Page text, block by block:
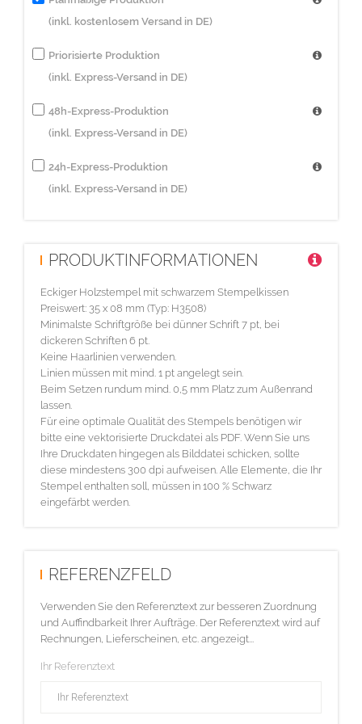
(inkl. kostenlosem Versand in DE)
Priorisierte Produktion
(inkl. Express-Versand in DE)
48h-Express-Produktion
(inkl. Express-Versand in DE)
24h-Express-Produktion
(inkl. Express-Versand in DE)
PRODUKTINFORMATIONEN
Eckiger Holzstempel mit schwarzem Stempelkissen
Preiswert: 35 x 08 mm (Typ: H3508)
Minimalste Schriftgröße bei dünner Schrift 7 pt, bei
dickeren Schriften 6 pt.
Keine Haarlinien verwenden.
Linien müssen mit mind. 1 pt angelegt sein.
Beim Setzen rundum mind. 0,5 mm Platz zum Außenrand
lassen.
Für eine optimale Qualität des Stempels benötigen wir
bitte eine vektorisierte Druckdatei als PDF. Wenn Sie uns
Ihre Druckdaten hingegen als Bilddatei schicken, sollte
diese mindestens 300 dpi aufweisen. Alle Elemente, die Ihr
Stempel enthalten soll, müssen in 100 % Schwarz
eingefärbt werden.
REFERENZFELD
Verwenden Sie den Referenztext zur besseren Zuordnung
und Auffindbarkeit Ihrer Aufträge. Der Referenztext wird auf
Rechnungen, Lieferscheinen, etc. angezeigt...
Ihr Referenztext